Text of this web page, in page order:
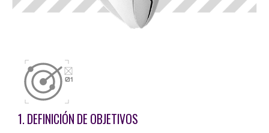
1. DEFINICIÓN DE OBJETIVOS